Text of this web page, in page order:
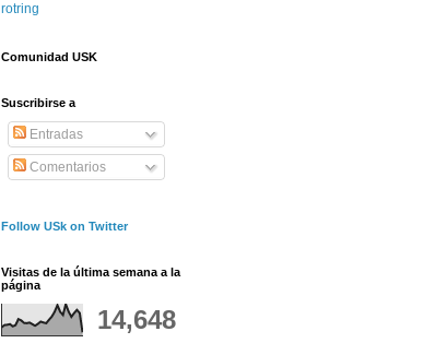
rotring
Comunidad USK
Suscribirse a
Entradas
Comentarios
Follow USk on Twitter
Visitas de la última semana a la
página
14,648